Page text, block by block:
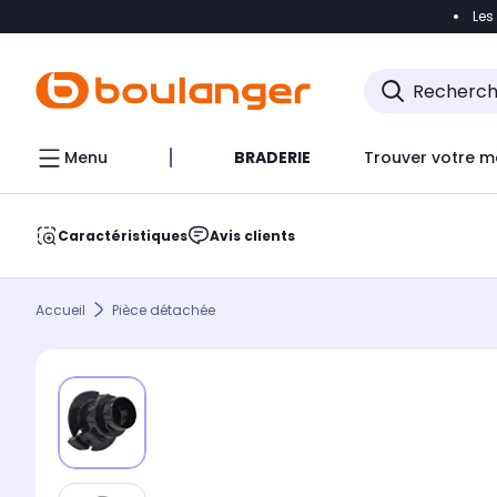
Accéder
Menu BRADERIE Trouver votre
Caractéristiques Avis clients
Accueil Pièce détachée